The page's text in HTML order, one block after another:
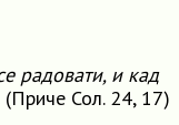
радовати, и кад
(Приче Сол. 24, 17)